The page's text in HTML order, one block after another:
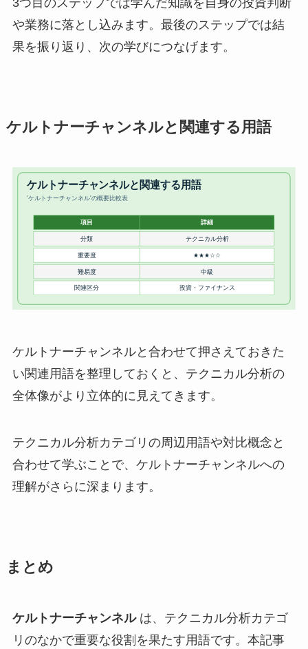
3つ目のステップでは学んだ知識を自身の投資判断
や業務に落とし込みます。最後のステップでは結
果を振り返り、次の学びにつなげます。
ケルトナーチャンネルと関連する用語
ケルトナーチャンネルと合わせて押さえておきた
い関連用語を整理しておくと、テクニカル分析の
全体像がより立体的に見えてきます。
テクニカル分析カテゴリの周辺用語や対比概念と
合わせて学ぶことで、ケルトナーチャンネルへの
理解がさらに深まります。
まとめ
ケルトナーチャンネルは、テクニカル分析カテゴ
リのなかで重要な役割を果たす用語です。本記事